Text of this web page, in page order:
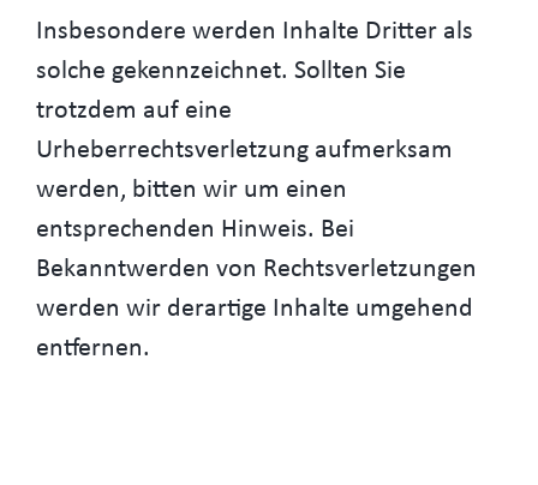
Insbesondere werden Inhalte Dritter als
solche gekennzeichnet. Sollten Sie
trotzdem auf eine
Urheberrechtsverletzung aufmerksam
werden, bitten wir um einen
entsprechenden Hinweis. Bei
Bekanntwerden von Rechtsverletzungen
werden wir derartige Inhalte umgehend
entfernen.